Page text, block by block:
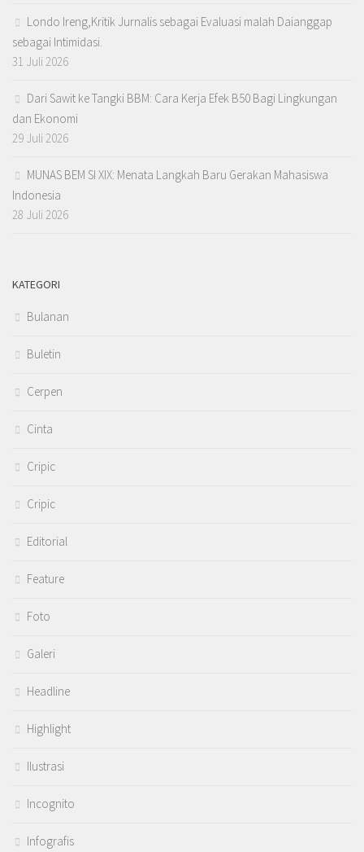
Londo Ireng,Kritik Jurnalis sebagai Evaluasi malah Daianggap
sebagai Intimidasi.
31 Juli 2026
Dari Sawit ke Tangki BBM: Cara Kerja Efek B50 Bagi Lingkungan
dan Ekonomi
29 Juli 2026
MUNAS BEM SI XIX: Menata Langkah Baru Gerakan Mahasiswa
Indonesia
28 Juli 2026
KATEGORI
Bulanan
Buletin
Cerpen
Cinta
Cripic
Cripic
Editorial
Feature
Foto
Galeri
Headline
Highlight
Ilustrasi
Incognito
Infografis